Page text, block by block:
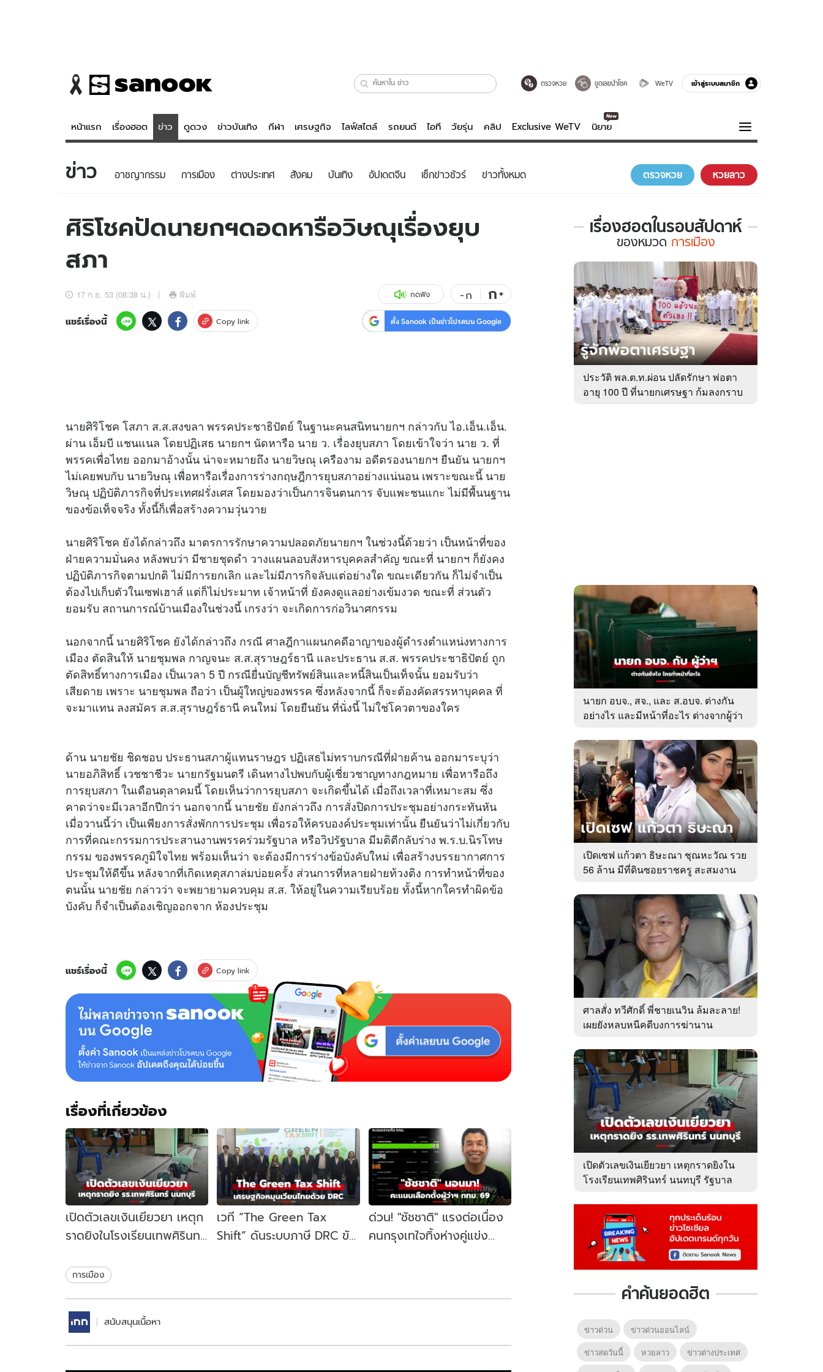
ตรวจหวย ขูดเลขนำโชค WeTV เข้าสู่ระบบสมาชิก
หน้าแรก เรื่องฮอต ข่าว ดูดวง ข่าวบันเทิง กีฬา เศรษฐกิจ ไลฟ์สไตล์ รถยนต์ ไอที วัยรุ่น คลิป Exclusive WeTV นิยาย
ข่าว
ข่าวบันเทิง
ข่าวกีฬา
อัปเดตจีน
เช็กข่าวชัวร์
ดูดวง - ตรวจหวย
สถิติหวยไทย
ไลฟ์สไตล์
วัยรุ่น
สุขภาพ
เที่ยว-กิน
Tasteful Thailand
บันเทิงครบรส
ดูทีวี
WeTV
Exclusive WeTV
ความรู้รอบตัว
ฮาวทู
สงวนลิขสิทธิ์ ©2569 บริษัท อิมเมจ ฟิวเจอร์ (ประเทศไทย) จำกัด
ข่าว อาชญากรรม การเมือง ต่างประเทศ สังคม บันเทิง อัปเดตจีน เช็กข่าวชัวร์ ข่าวทั้งหมด ตรวจหวย หวยลาว
ศิริโชคปัดนายกฯดอดหารือวิษณุเรื่องยุบ
สภา
17 ก.ย. 53 (08:38 น.) พิมพ์ กดฟัง -ก ก+
แชร์เรื่องนี้ Copy link ตั้ง Sanook เป็นข่าวโปรดบน Google
นายศิริโชค โสภา ส.ส.สงขลา พรรคประชาธิปัตย์ ในฐานะคนสนิทนายกฯ กล่าวกับ ไอ.เอ็น.เอ็น.
ผ่าน เอ็มบี แชนแนล โดยปฏิเสธ นายกฯ นัดหารือ นาย ว. เรื่องยุบสภา โดยเข้าใจว่า นาย ว. ที่
พรรคเพื่อไทย ออกมาอ้างนั้น น่าจะหมายถึง นายวิษณุ เครืองาม อดีตรองนายกฯ ยืนยัน นายกฯ
ไม่เคยพบกับ นายวิษณุ เพื่อหารือเรื่องการร่างกฤษฎีการยุบสภาอย่างแน่นอน เพราะขณะนี้ นาย
วิษณุ ปฏิบัติภารกิจที่ประเทศฝรั่งเศส โดยมองว่าเป็นการจินตนการ จับแพะชนแกะ ไม่มีพื้นนฐาน
ของข้อเท็จจริง ทั้งนี้ก็เพื่อสร้างความวุ่นวาย
นายศิริโชค ยังได้กล่าวถึง มาตรการรักษาความปลอดภัยนายกฯ ในช่วงนี้ด้วยว่า เป็นหน้าที่ของ
ฝ่ายความมั่นคง หลังพบว่า มีชายชุดดำ วางแผนลอบสังหารบุคคลสำคัญ ขณะที่ นายกฯ ก็ยังคง
ปฏิบัติภารกิจตามปกติ ไม่มีการยกเลิก และไม่มีภารกิจลับแต่อย่างใด ขณะเดียวกัน ก็ไม่จำเป็น
ต้องไปเก็บตัวในเซฟเฮาส์ แต่ก็ไม่ประมาท เจ้าหน้าที่ ยังคงดูแลอย่างเข้มงวด ขณะที่ ส่วนตัว
ยอมรับ สถานการณ์บ้านเมืองในช่วงนี้ เกรงว่า จะเกิดการก่อวินาศกรรม
นอกจากนี้ นายศิริโชค ยังได้กล่าวถึง กรณี ศาลฎีกาแผนกคดีอาญาของผู้ดำรงตำแหน่งทางการ
เมือง ตัดสินให้ นายชุมพล กาญจนะ ส.ส.สุราษฎร์ธานี และประธาน ส.ส. พรรคประชาธิปัตย์ ถูก
ตัดสิทธิ์ทางการเมือง เป็นเวลา 5 ปี กรณียื่นบัญชีทรัพย์สินและหนี้สินเป็นเท็จนั้น ยอมรับว่า
เสียดาย เพราะ นายชุมพล ถือว่า เป็นผู้ใหญ่ของพรรค ซึ่งหลังจากนี้ ก็จะต้องคัดสรรหาบุคคล ที่
จะมาแทน ลงสมัคร ส.ส.สุราษฎร์ธานี คนใหม่ โดยยืนยัน ที่นั่งนี้ ไม่ใช่โควตาของใคร
ด้าน นายชัย ชิดชอบ ประธานสภาผู้แทนราษฎร ปฏิเสธไม่ทราบกรณีที่ฝ่ายค้าน ออกมาระบุว่า
นายอภิสิทธิ์ เวชชาชีวะ นายกรัฐมนตรี เดินทางไปพบกับผู้เชี่ยวชาญทางกฎหมาย เพื่อหารือถึง
การยุบสภา ในเดือนตุลาคมนี้ โดยเห็นว่าการยุบสภา จะเกิดขึ้นได้ เมื่อถึงเวลาที่เหมาะสม ซึ่ง
คาดว่าจะมีเวลาอีกปีกว่า นอกจากนี้ นายชัย ยังกล่าวถึง การสั่งปิดการประชุมอย่างกระทันหัน
เมื่อวานนี้ว่า เป็นเพียงการสั่งพักการประชุม เพื่อรอให้ครบองค์ประชุมเท่านั้น ยืนยันว่าไม่เกี่ยวกับ
การที่คณะกรรมการประสานงานพรรคร่วมรัฐบาล หรือวิปรัฐบาล มีมติตีกลับร่าง พ.ร.บ.นิรโทษ
กรรม ของพรรคภูมิใจไทย พร้อมเห็นว่า จะต้องมีการร่างข้อบังคับใหม่ เพื่อสร้างบรรยากาศการ
ประชุมให้ดีขึ้น หลังจากที่เกิดเหตุสภาล่มบ่อยครั้ง ส่วนการที่หลายฝ่ายท้วงติง การทำหน้าที่ของ
ตนนั้น นายชัย กล่าวว่า จะพยายามควบคุม ส.ส. ให้อยู่ในความเรียบร้อย ทั้งนี้หากใครทำผิดข้อ
บังคับ ก็จำเป็นต้องเชิญออกจาก ห้องประชุม
แชร์เรื่องนี้ Copy link
เรื่องที่เกี่ยวข้อง
เปิดตัวเลขเงินเยียวยา เหตุก
ราดยิงในโรงเรียนเทพศิรินทร์
เวที “The Green Tax
Shift” ดันระบบภาษี DRC ขับ
ด่วน! "ชัชชาติ" แรงต่อเนื่อง
คนกรุงเทใจทิ้งห่างคู่แข่ง
การเมือง
สนับสนุนเนื้อหา
เรื่องฮอตในรอบสัปดาห์
เรื่อง
ใน
สัปดาห์
ของ
หมวด
การเมือง
ของหมวด การเมือง
ประวัติ พล.ต.ท.ผ่อน ปลัดรักษา พ่อตา
อายุ 100 ปี ที่นายกเศรษฐา ก้มลงกราบ
นายก อบจ., สจ., และ ส.อบจ. ต่างกัน
อย่างไร และมีหน้าที่อะไร ต่างจากผู้ว่า
เปิดเซฟ แก้วตา ธิษะณา ชุณหะวัณ รวย
56 ล้าน มีที่ดินซอยราชครู สะสมงาน
ศาลสั่ง ทวีศักดิ์ พี่ชายเนวิน ล้มละลาย!
เผยยังหลบหนีคดีบงการฆ่านาน
เปิดตัวเลขเงินเยียวยา เหตุกราดยิงใน
โรงเรียนเทพศิรินทร์ นนทบุรี รัฐบาล
คำค้นยอดฮิต
ข่าวด่วน
ข่าวด่วนออนไลน์
ข่าวสดวันนี้
หวยลาว
ข่าวต่างประเทศ